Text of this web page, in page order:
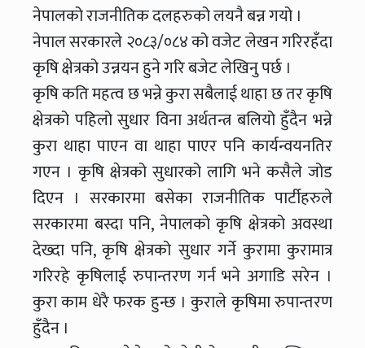
नेपालको राजनीतिक दलहरुको लयनै बन्न गयो ।
नेपाल सरकारले २०८३/०८४ को वजेट लेखन गरिरहँदा
कृषि क्षेत्रको उन्नयन हुने गरि बजेट लेखिनु पर्छ ।
कृषि कति महत्व छ भन्ने कुरा सबैलाई थाहा छ तर कृषि
क्षेत्रको पहिलो सुधार विना अर्थतन्त्र बलियो हुँदैन भन्ने
कुरा थाहा पाएन वा थाहा पाएर पनि कार्यन्वयनतिर
गएन । कृषि क्षेत्रको सुधारको लागि भने कसैले जोड
दिएन । सरकारमा बसेका राजनीतिक पार्टीहरुले
सरकारमा बस्दा पनि, नेपालको कृषि क्षेत्रको अवस्था
देख्दा पनि, कृषि क्षेत्रको सुधार गर्ने कुरामा कुरामात्र
गरिरहे कृषिलाई रुपान्तरण गर्न भने अगाडि सरेन ।
कुरा काम धेरै फरक हुन्छ । कुराले कृषिमा रुपान्तरण
हुँदैन ।